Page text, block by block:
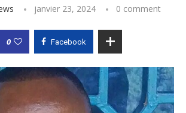
janvier 23, 2024 0 comment
0 Facebook